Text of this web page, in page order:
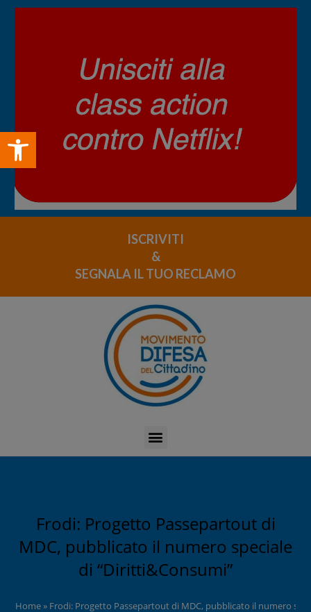
Open toolbar
ISCRIVITI
&
SEGNALA IL TUO RECLAMO
Frodi: Progetto Passepartout di
MDC, pubblicato il numero speciale
di “Diritti&Consumi”
Home» Frodi: Progetto Passepartout di MDC, pubblicato il numero